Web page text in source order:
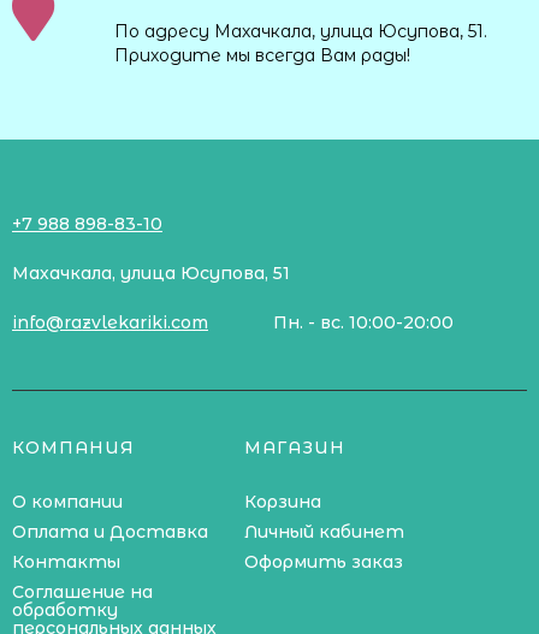
По адресу Махачкала, улица Юсупова, 51.
Приходите мы всегда Вам рады!
+7 988 898-83-10
Махачкала, улица Юсупова, 51
info@razvlekariki.com Пн. - вс. 10:00-20:00
КОМПАНИЯ
О компании
Оплата и Доставка
Контакты
Соглашение на
обработку
персональных данных
МАГАЗИН
Корзина
Личный кабинет
Оформить заказ